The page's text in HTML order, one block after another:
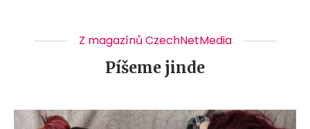
Z magazínů CzechNetMedia
Píšeme jinde